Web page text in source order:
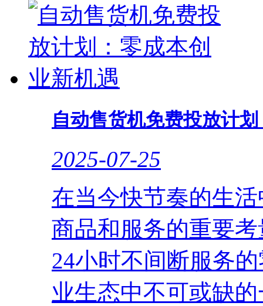
自动售货机免费投放计
2025-07-25
在当今快节奏的生
商品和服务的重要
24小时不间断服务
业生态中不可或缺